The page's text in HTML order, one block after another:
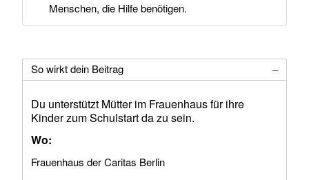
Menschen, die Hilfe benötigen.
So wirkt dein Beitrag
Du unterstützt Mütter im Frauenhaus für ihre
Kinder zum Schulstart da zu sein.
Wo:
Frauenhaus der Caritas Berlin